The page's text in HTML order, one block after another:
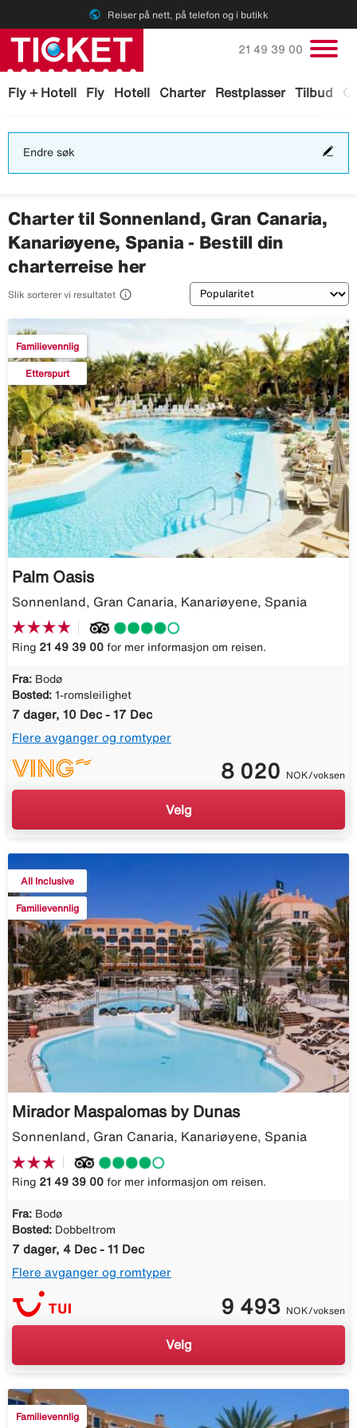
public Reiser på nett, på telefon og i butikk
Fly + Hotell Fly Hotell Charter Restplasser Tilbud
Ring oss på
21 49 39 00
Endre søk
Charter til Sonnenland, Gran Canaria,
Kanariøyene, Spania - Bestill din
charterreise her
Slik sorterer vi resultatet  Sortering
Familievennlig
Etterspurt
Palm Oasis
Sonnenland, Gran Canaria, Kanariøyene, Spania
Ring 21 49 39 00 for mer informasjon om reisen.
Fra: Bodø
Bosted: 1-romsleilighet
7 dager, 10 Dec - 17 Dec
Flere avganger og romtyper
8 020 NOK/voksen
Velg
All Inclusive
Familievennlig
Mirador Maspalomas by Dunas
Sonnenland, Gran Canaria, Kanariøyene, Spania
Ring 21 49 39 00 for mer informasjon om reisen.
Fra: Bodø
Bosted: Dobbeltrom
7 dager, 4 Dec - 11 Dec
Flere avganger og romtyper
9 493 NOK/voksen
Velg
Familievennlig